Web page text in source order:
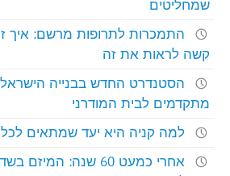
שמחליטים
התמכרות לתרופות מרשם: איך
קשה לראות את זה
הסטנדרט החדש בבנייה
מתקדמים לבית המודרני
למה קניה היא יעד שמתאים לכל
אחרי כמעט 60 שנה: